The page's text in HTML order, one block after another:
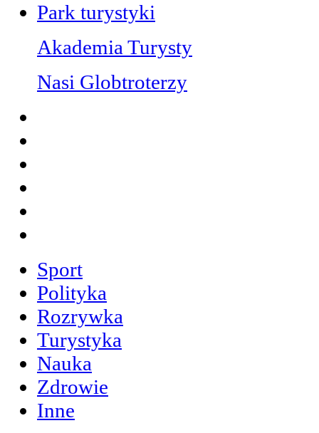
Park turystyki
Akademia Turysty
Nasi Globtroterzy
Sport
Polityka
Rozrywka
Turystyka
Nauka
Zdrowie
Inne